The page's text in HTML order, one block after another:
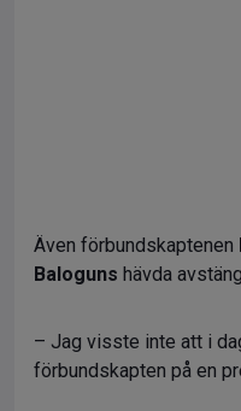
Även förbundskaptenen
Baloguns hävda
– Jag visste inte att i
förbundskapten på en